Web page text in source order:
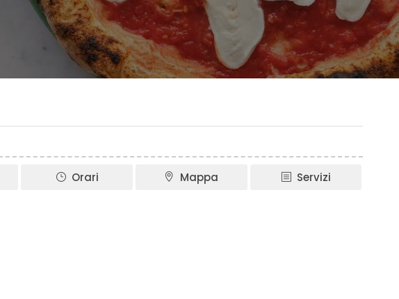
Orari Mappa Servizi